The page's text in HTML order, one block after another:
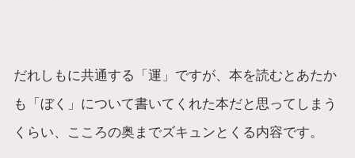
だれしもに共通する「運」ですが、本を読むとあたか
も「ぼく」について書いてくれた本だと思ってしまう
くらい、こころの奥までズキュンとくる内容です。